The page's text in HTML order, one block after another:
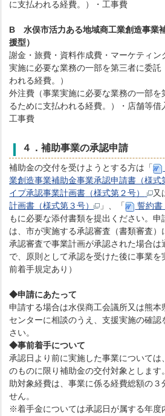
に支払われる経費。）・工事費
B水俣市活力ある地域商工業創造事業
援型）
謝金・旅費・資料作成費・マーケティ
実施に必要な業務の一部を第三者に委
われる経費。）
外注費（事業実施に必要な業務の一部を
るために支払われる経費。）・店舗等借
工事費
４．補助事業の承認申請
補助金の交付を受けようとする方は「
業創造事業補助金事業承認申請書（様式
イプ承認事業計画書 （様式第２号） 又
計画書（様式第３号）
」、「 誓約
もに必要な添付書類を提出ください。
は、市が実施する承認審査（書類審査）
承認審査で事業計画が承認された場合は
で、原則として承認を受けた後に事業
前着手規定あり）
◆申請にあたって
申請する場合は水俣商工会議所又は熊本
センターに相談のうえ、支援実施の確
さい。
◆事前着手について
承認日より前に実施した事業については
のものに限り補助金の交付対象としま
助対象経費は、事業に係る経費総額の３
せん。
※着手金については承認日が属する年度